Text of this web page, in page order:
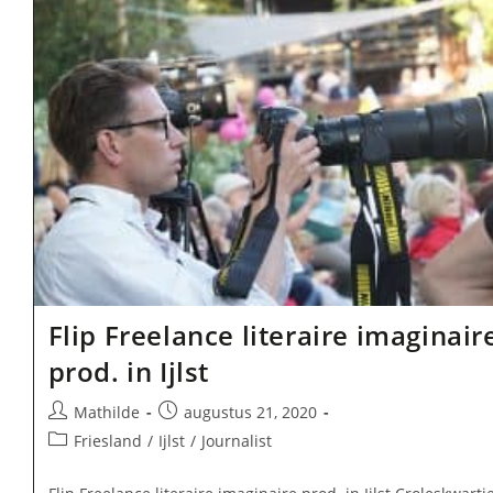
Flip Freelance literaire
prod. in Ijlst
Bericht
auteur:
Mathilde
Bericht
gepubliceerd
op:
augustus 21, 2020
Berichtcategorie:
Friesland / Ijlst / Journalist